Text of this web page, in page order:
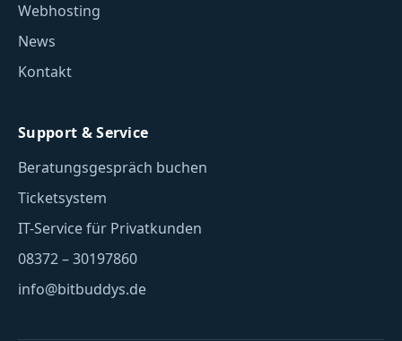
Webhosting
News
Kontakt
Support & Service
Beratungsgespräch buchen
Ticketsystem
IT-Service für Privatkunden
08372 – 30197860
info@bitbuddys.de